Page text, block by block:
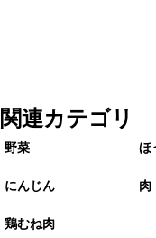
関連カテゴリ
野菜 ほ
にんじん 肉
鶏むね肉